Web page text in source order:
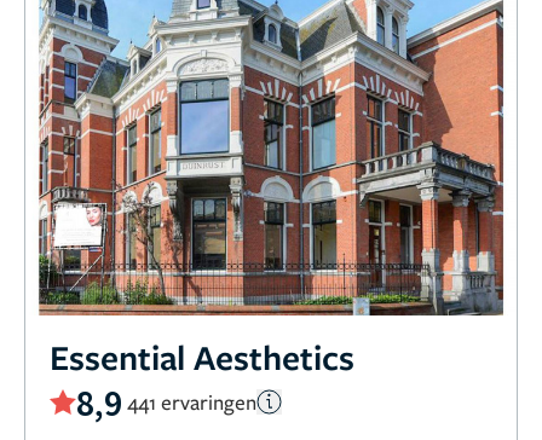
Essential Aesthetics
8,9 441 ervaringen